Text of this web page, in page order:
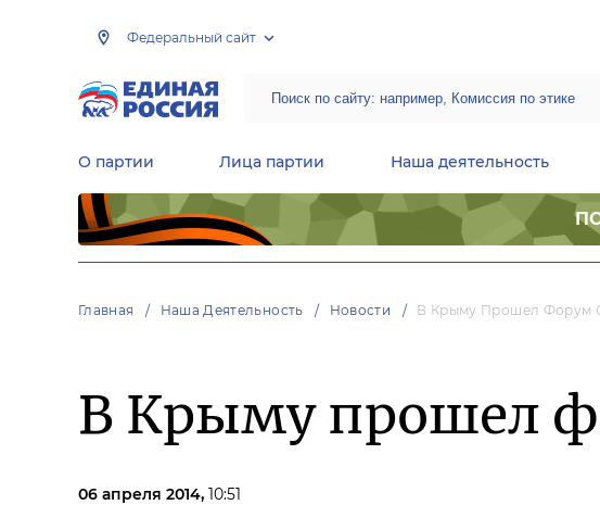
Федеральный сайт
О партии Лица партии Наша деятельность
Главная Наша Деятельность Новости В Крыму Прошел Форум
В Крыму прошел
06 апреля 2014, 10:51